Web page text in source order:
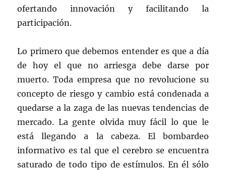
ofertando innovación y facilitando la
participación.
Lo primero que debemos entender es que a día
de hoy el que no arriesga debe darse por
muerto. Toda empresa que no revolucione su
concepto de riesgo y cambio está condenada a
quedarse a la zaga de las nuevas tendencias de
mercado. La gente olvida muy fácil lo que le
está llegando a la cabeza. El bombardeo
informativo es tal que el cerebro se encuentra
saturado de todo tipo de estímulos. En él sólo